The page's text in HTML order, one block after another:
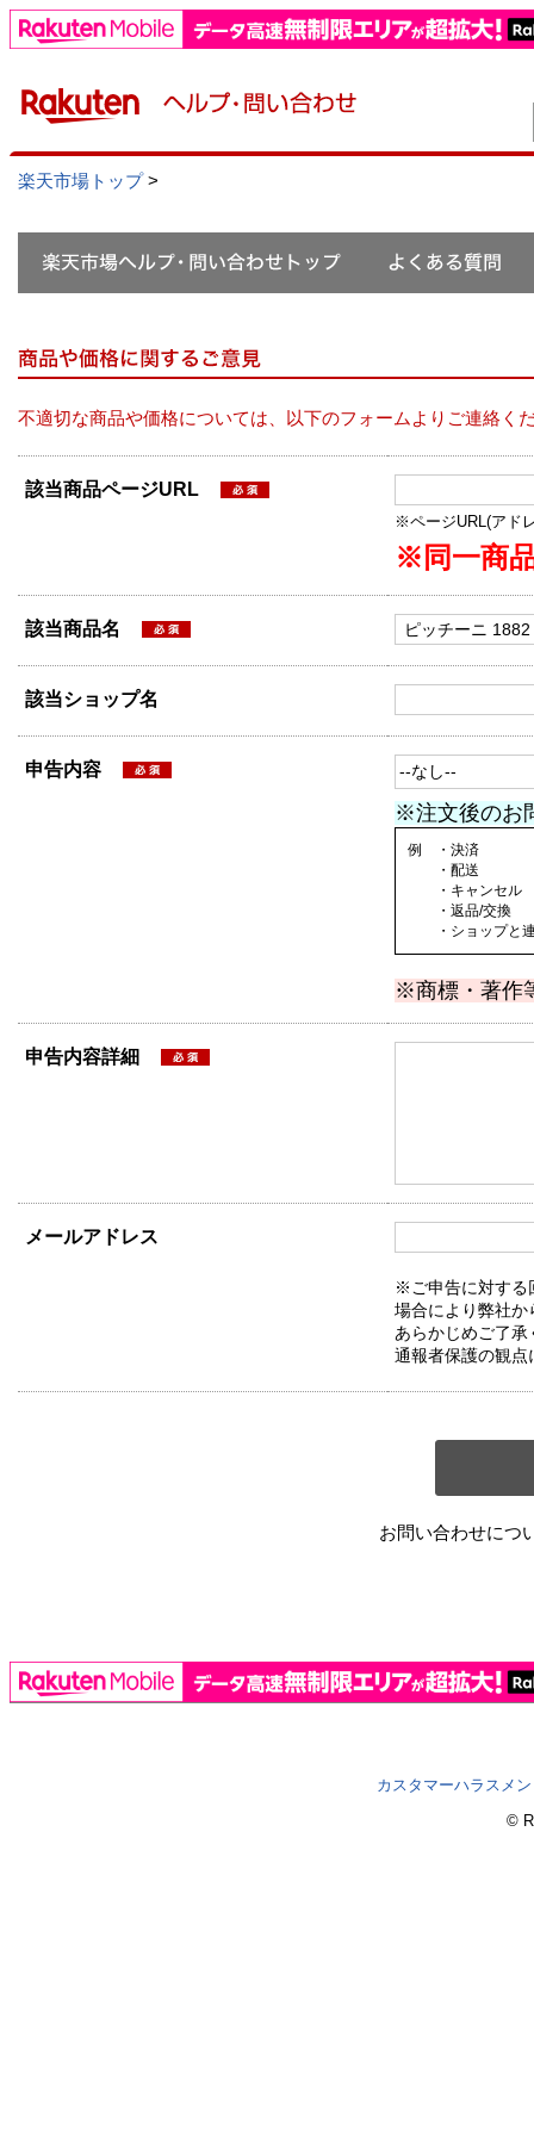
楽天市場トップ>
不適切な商品や価格については、以下のフォームよりご連絡く
該当商品ページURL
※ページURL(アド
※同一商
該当商品名
該当ショップ名
申告内容
※注文後のお
例 ・決済
・配送
・キャンセル
・返品/交換
・ショップと連
※商標・著作
申告内容詳細
メールアドレス
※ご申告に対する
場合により弊社か
あらかじめご了承
通報者保護の観点
お問い合わせにつ
カスタマーハラスメ
©